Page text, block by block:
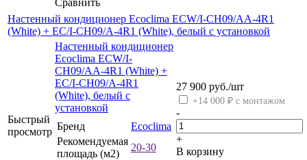
Настенный кондиционер Ecoclima ECW/I-CH09/AA-4R1
(White) + EC/I-CH09/A-4R1 (White), белый с установкой
Быстрый
просмотр
Настенный кондиционер
Ecoclima ECW/I-
CH09/AA-4R1 (White) +
EC/I-CH09/A-4R1
(White), белый с
установкой
Бренд
Ecoclima
Рекомендуемая
площадь (м2)
20-30
27 900 руб./шт
+14 000 ₽ с монтажом
-
+
В корзину